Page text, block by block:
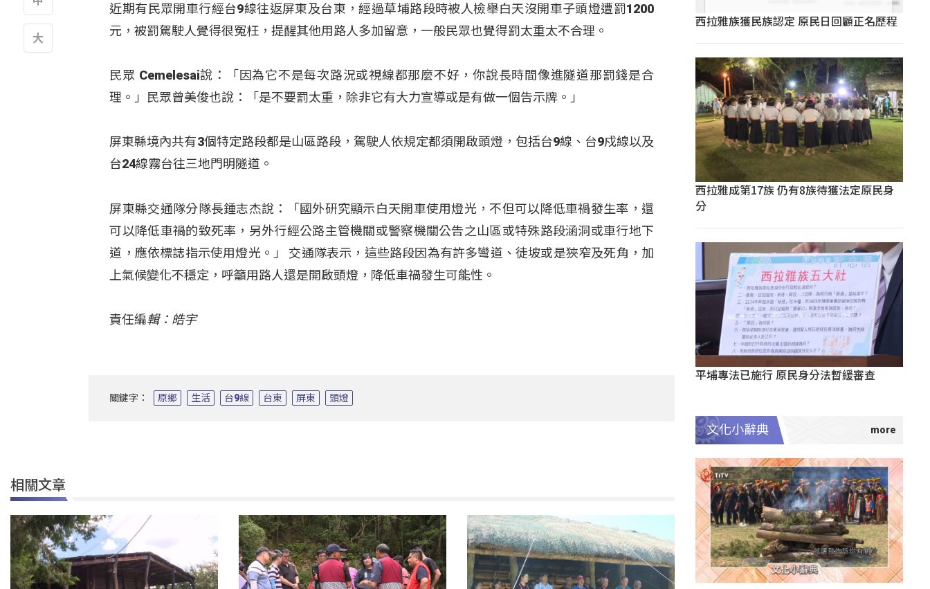
近期有民眾開車行經台9線往返屏東及台東，經過草埔路段時被人檢舉白天沒開車子頭燈遭罰1200
元，被罰駕駛人覺得很冤枉，提醒其他用路人多加留意，一般民眾也覺得罰太重太不合理。
民眾 Cemelesai說：「因為它不是每次路況或視線都那麼不好，你說長時間像進隧道那罰錢是合
理。」民眾曾美俊也說：「是不要罰太重，除非它有大力宣導或是有做一個告示牌。」
屏東縣境內共有3個特定路段都是山區路段，駕駛人依規定都須開啟頭燈，包括台9線、台9戍線以及
台24線霧台往三地門明隧道。
屏東縣交通隊分隊長鍾志杰說：「國外研究顯示白天開車使用燈光，不但可以降低車禍發生率，還
可以降低車禍的致死率，另外行經公路主管機關或警察機關公告之山區或特殊路段涵洞或車行地下
道，應依標誌指示使用燈光。」 交通隊表示，這些路段因為有許多彎道、徒坡或是狹窄及死角，加
上氣候變化不穩定，呼籲用路人還是開啟頭燈，降低車禍發生可能性。
責任編輯：皓宇
關鍵字： 原鄉 生活 台9線 台東 屏東 頭燈
相關文章
西拉雅族獲民族認定 原民日回顧正名歷程
西拉雅成第17族 仍有8族待獲法定原民身
分
平埔專法已施行 原民身分法暫緩審查
文化小辭典